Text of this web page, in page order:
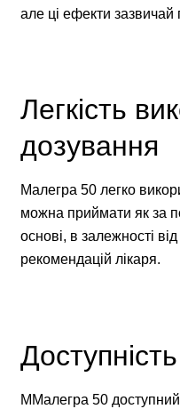
але ці ефекти
Легкість
дозування
Малегра 50 легко
можна приймати як за
основі, в залежності
рекомендацій лікаря.
MМалегра 50